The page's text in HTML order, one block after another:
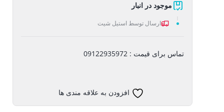
موجود در انبار
ارسال توسط استیل شیت
تماس برای قیمت : 09122935972
افزودن به علاقه مندی ها